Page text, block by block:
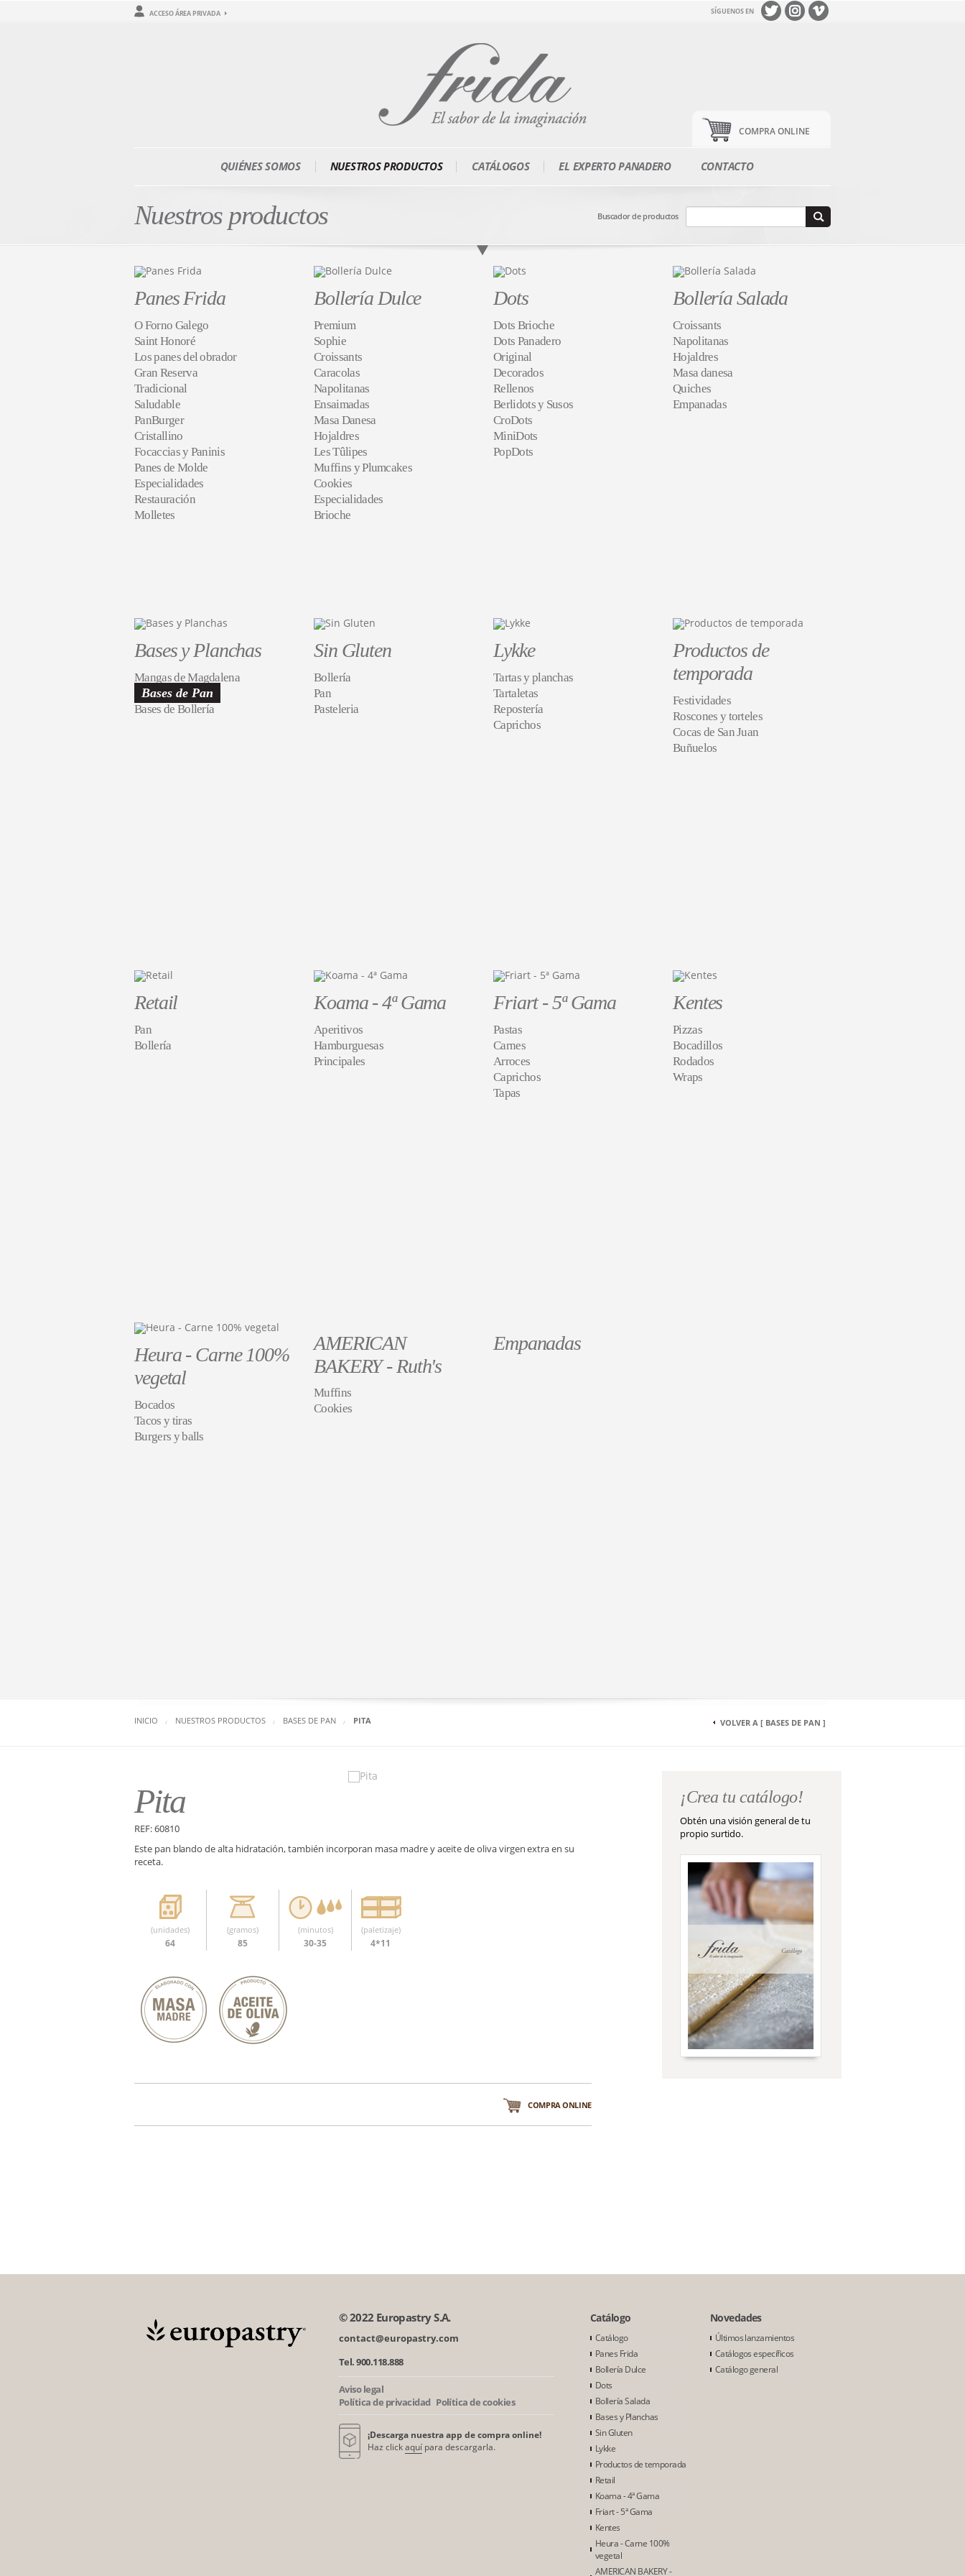
ACCESO ÁREA PRIVADA SÍGUENOS EN
COMPRA ONLINE
QUIÉNES SOMOS NUESTROS PRODUCTOS CATÁLOGOS EL EXPERTO PANADERO CONTACTO
Nuestros productos Buscador de productos
Panes Frida
O Forno Galego
Saint Honoré
Los panes del obrador
Gran Reserva
Tradicional
Saludable
PanBurger
Cristallino
Focaccias y Paninis
Panes de Molde
Especialidades
Restauración
Molletes
Bollería Dulce
Premium
Sophie
Croissants
Caracolas
Napolitanas
Ensaimadas
Masa Danesa
Hojaldres
Les Tûlipes
Muffins y Plumcakes
Cookies
Especialidades
Brioche
Dots
Dots Brioche
Dots Panadero
Original
Decorados
Rellenos
Berlidots y Susos
CroDots
MiniDots
PopDots
Bollería Salada
Croissants
Napolitanas
Hojaldres
Masa danesa
Quiches
Empanadas
Bases y Planchas
Mangas de Magdalena
Bases de Pan
Bases de Bollería
Sin Gluten
Bollería
Pan
Pasteleria
Lykke
Tartas y planchas
Tartaletas
Repostería
Caprichos
Productos de
temporada
Festividades
Roscones y torteles
Cocas de San Juan
Buñuelos
Retail
Pan
Bollería
Koama - 4ª Gama
Aperitivos
Hamburguesas
Principales
Friart - 5ª Gama
Pastas
Carnes
Arroces
Caprichos
Tapas
Kentes
Pizzas
Bocadillos
Rodados
Wraps
Heura - Carne 100%
vegetal
Bocados
Tacos y tiras
Burgers y balls
AMERICAN
BAKERY - Ruth's
Muffins
Cookies
Empanadas
INICIO NUESTROS PRODUCTOS BASES DE PAN PITA VOLVER A [ BASES DE PAN ]
Pita
REF: 60810
Este pan blando de alta hidratación, también incorporan masa madre y aceite de oliva virgen extra en su
receta.
(unidades)
64
(gramos)
85
(minutos)
30-35
(paletizaje)
4*11
COMPRA ONLINE
¡Crea tu catálogo!
Obtén una visión general de tu
propio surtido.
© 2022 Europastry S.A.
contact@europastry.com
Tel. 900.118.888
Aviso legal
Política de privacidad Política de cookies
¡Descarga nuestra app de compra online!
Haz clickaquí para descargarla.
Catálogo
Catálogo
Panes Frida
Bollería Dulce
Dots
Bollería Salada
Bases y Planchas
Sin Gluten
Lykke
Productos de temporada
Retail
Koama - 4ª Gama
Friart - 5ª Gama
Kentes
Heura - Carne 100%
vegetal
AMERICAN BAKERY -
Novedades
Últimos lanzamientos
Catálogos específicos
Catálogo general